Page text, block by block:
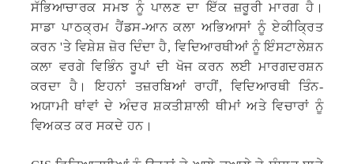
ਸੱਭਿਆਚਾਰਕ ਸਮਝ ਨੂੰ ਪਾਲਣ ਦਾ ਇੱਕ ਜ਼ਰੂਰੀ ਮਾਰਗ ਹੈ।
ਸਾਡਾ ਪਾਠਕ੍ਰਮ ਹੈਂਡਸ-ਆਨ ਕਲਾ ਅਭਿਆਸਾਂ ਨੂੰ ਏਕੀਕ੍ਰਿਤ
ਕਰਨ 'ਤੇ ਵਿਸ਼ੇਸ਼ ਜ਼ੋਰ ਦਿੰਦਾ ਹੈ, ਵਿਦਿਆਰਥੀਆਂ ਨੂੰ ਇੰਸਟਾਲੇਸ਼ਨ
ਕਲਾ ਵਰਗੇ ਵਿਭਿੰਨ ਰੂਪਾਂ ਦੀ ਖੋਜ ਕਰਨ ਲਈ ਮਾਰਗਦਰਸ਼ਨ
ਕਰਦਾ ਹੈ। ਇਹਨਾਂ ਤਜ਼ਰਬਿਆਂ ਰਾਹੀਂ, ਵਿਦਿਆਰਥੀ ਤਿੰਨ-
ਅਯਾਮੀ ਥਾਂਵਾਂ ਦੇ ਅੰਦਰ ਸ਼ਕਤੀਸ਼ਾਲੀ ਥੀਮਾਂ ਅਤੇ ਵਿਚਾਰਾਂ ਨੂੰ
ਵਿਅਕਤ ਕਰ ਸਕਦੇ ਹਨ।